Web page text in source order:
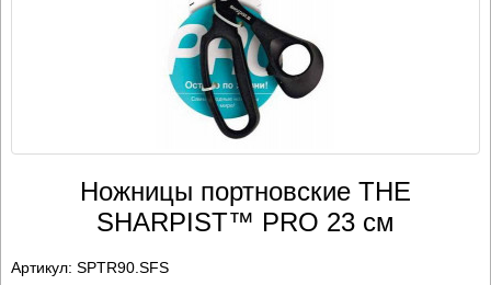
Ножницы портновские THE
SHARPIST™ PRO 23 см
Артикул: SPTR90.SFS